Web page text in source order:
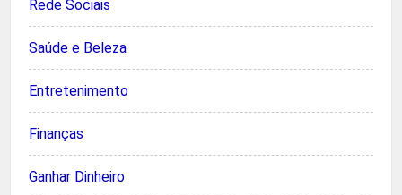
Rede Sociais
Saúde e Beleza
Entretenimento
Finanças
Ganhar Dinheiro